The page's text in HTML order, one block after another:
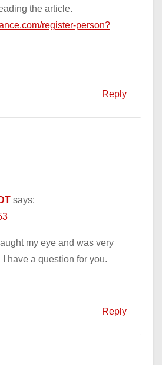
the article.
register-person?
Reply
says:
my eye and was very
have a question for you.
Reply